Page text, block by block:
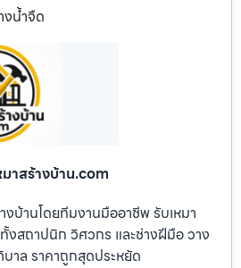
น้ำจืด
มาสร้างบ้าน.com
งบ้านโดยทีมงานมืออาชีพ รับเหมา
งสถาปนิก วิศวกร และช่างฝีมือ วาง
าล ราคาถูกสุดประหยัด